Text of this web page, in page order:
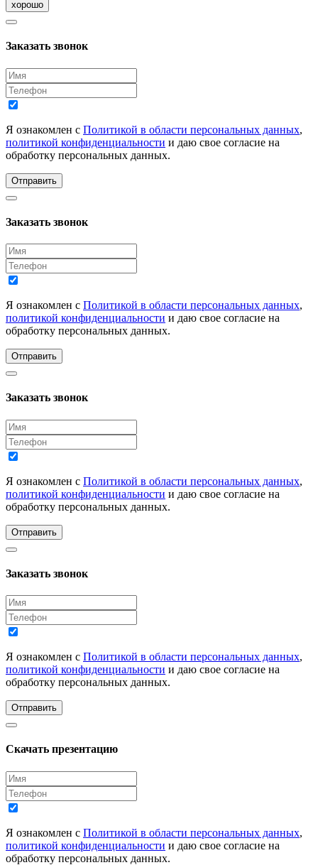
хорошо
Заказать звонок
Я ознакомлен с Политикой в области персональных данных,
политикой конфиденциальности и даю свое согласие на
обработку персональных данных.
Отправить
Заказать звонок
Я ознакомлен с Политикой в области персональных данных,
политикой конфиденциальности и даю свое согласие на
обработку персональных данных.
Отправить
Заказать звонок
Я ознакомлен с Политикой в области персональных данных,
политикой конфиденциальности и даю свое согласие на
обработку персональных данных.
Отправить
Заказать звонок
Я ознакомлен с Политикой в области персональных данных,
политикой конфиденциальности и даю свое согласие на
обработку персональных данных.
Отправить
Скачать презентацию
Я ознакомлен с Политикой в области персональных данных,
политикой конфиденциальности и даю свое согласие на
обработку персональных данных.